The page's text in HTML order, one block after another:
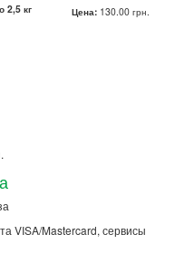
2,5 кг Цена: 130.00 грн.
VISA/Mastercard, сервисы